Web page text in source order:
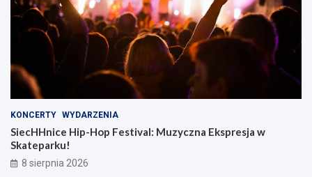
KONCERTY WYDARZENIA
SiecHHnice Hip-Hop Festival: Muzyczna Ekspresja w
Skateparku!
8 sierpnia 2026